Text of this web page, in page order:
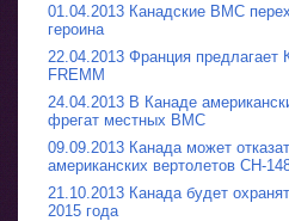
01.04.2013 Канадские ВМС
героина
22.04.2013 Франция предлагает
FREMM
24.04.2013 В Канаде
фрегат местных ВМС
09.09.2013 Канада может
американских вертолетов CH-
21.10.2013 Канада будет
2015 года